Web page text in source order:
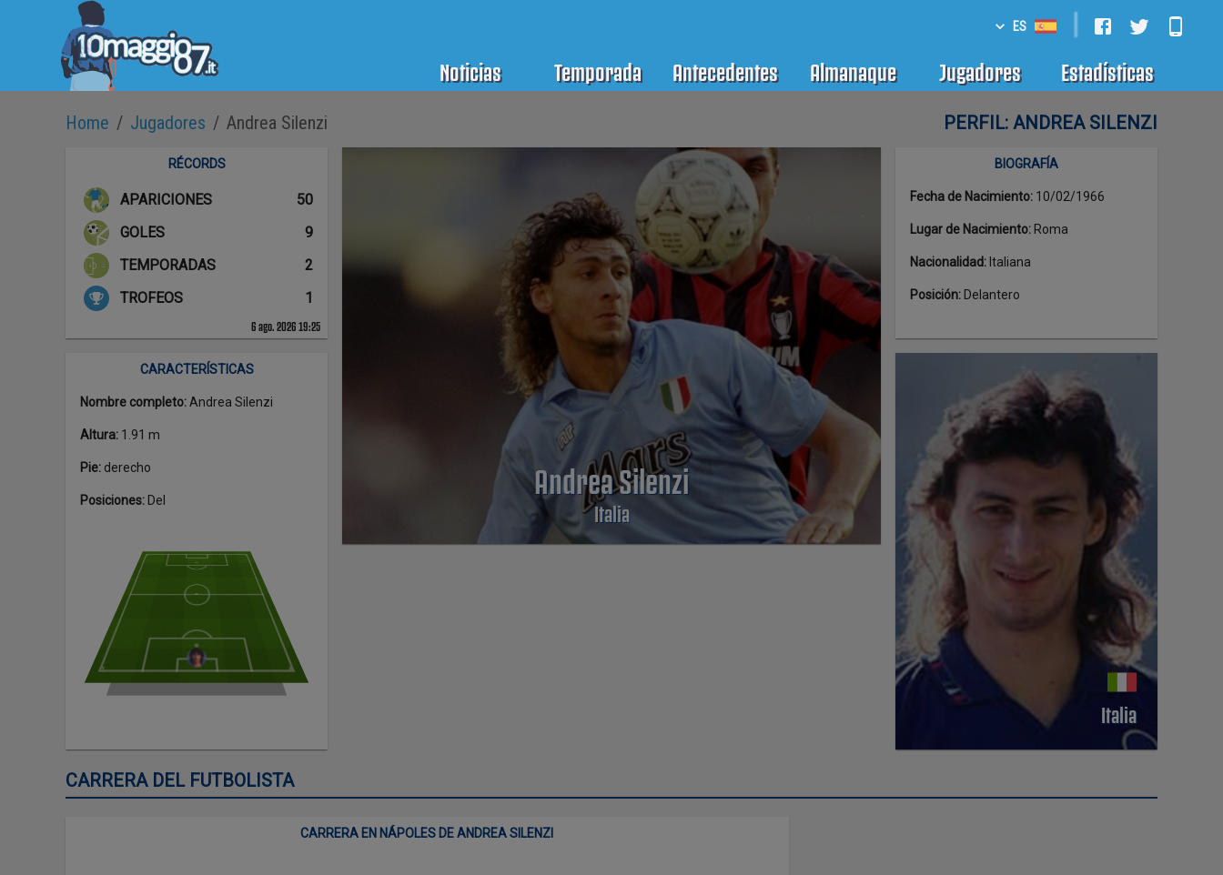
ES |
Noticias Temporada Antecedentes Almanaque Jugadores Estadísticas
Home / Jugadores / Andrea Silenzi PERFIL: ANDREA SILENZI
RÉCORDS
APARICIONES
50
GOLES
9
TEMPORADAS
2
TROFEOS
1
6 ago. 2026 19:25
Andrea Silenzi
Italia
BIOGRAFÍA
Fecha de Nacimiento: 10/02/1966
Lugar de Nacimiento: Roma
Nacionalidad: Italiana
Posición: Delantero
CARACTERÍSTICAS
Nombre completo: Andrea Silenzi
Altura: 1.91 m
Pie: derecho
Posiciones: Del
Italia
CARRERA DEL FUTBOLISTA
CARRERA EN NÁPOLES DE ANDREA SILENZI